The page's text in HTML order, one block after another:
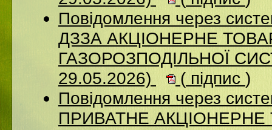
Повідомлення через
ДЗЗА АКЦІОНЕРНЕ
ГАЗОРОЗПОДІЛЬНОЇ
29.05.2026)
( підпис )
Повідомлення через
ПРИВАТНЕ